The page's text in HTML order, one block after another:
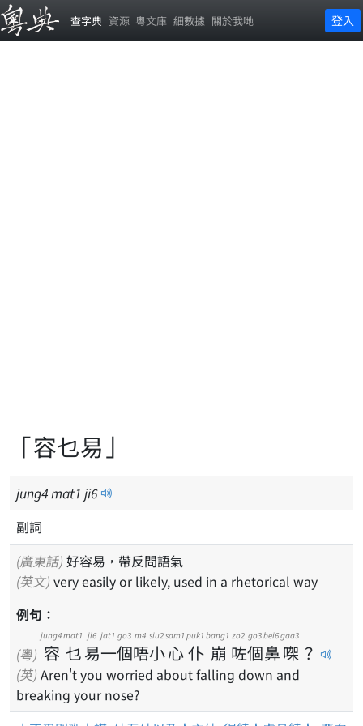
查字典 資源 粵文庫 細數據 關於我哋 登入
「容乜易」
jung4mat1 ji6
副詞
(廣東話) 好容易，帶反問語氣
(英文) very easily or likely, used in a rhetorical way
例句：
(粵) 容
jung4
乜
mat1
易
ji6
一
jat1
個
go3
唔
m4
小
siu2
心
sam1
仆
puk1
崩
bang1
咗
zo2
個
go3
鼻
bei6
㗎
gaa3
？
(英) Aren't you worried about falling down and
breaking your nose?